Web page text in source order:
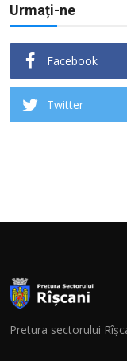
Urmați-ne
Facebook
Twitter
Pretura sectorului